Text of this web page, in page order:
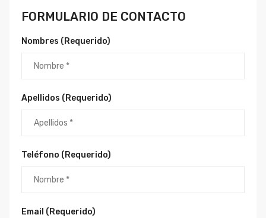
FORMULARIO DE CONTACTO
Nombres (Requerido)
Apellidos (Requerido)
Teléfono (Requerido)
Email (Requerido)